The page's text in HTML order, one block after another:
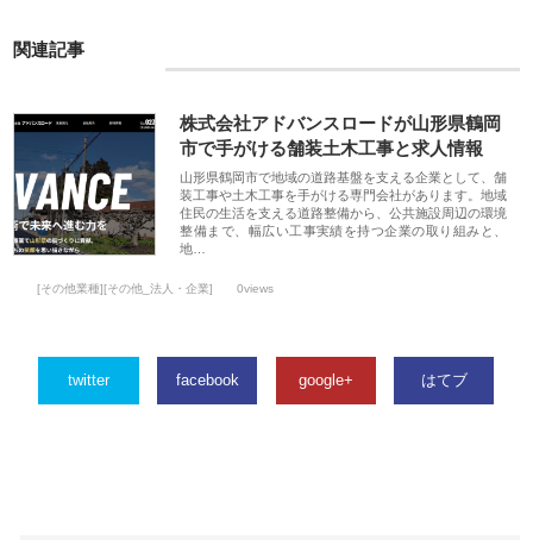
関連記事
株式会社アドバンスロードが山形県鶴岡
市で手がける舗装土木工事と求人情報
山形県鶴岡市で地域の道路基盤を支える企業として、舗
装工事や土木工事を手がける専門会社があります。地域
住民の生活を支える道路整備から、公共施設周辺の環境
整備まで、幅広い工事実績を持つ企業の取り組みと、
地…
[その他業種][その他_法人・企業] 0views
twitter facebook google+ はてブ